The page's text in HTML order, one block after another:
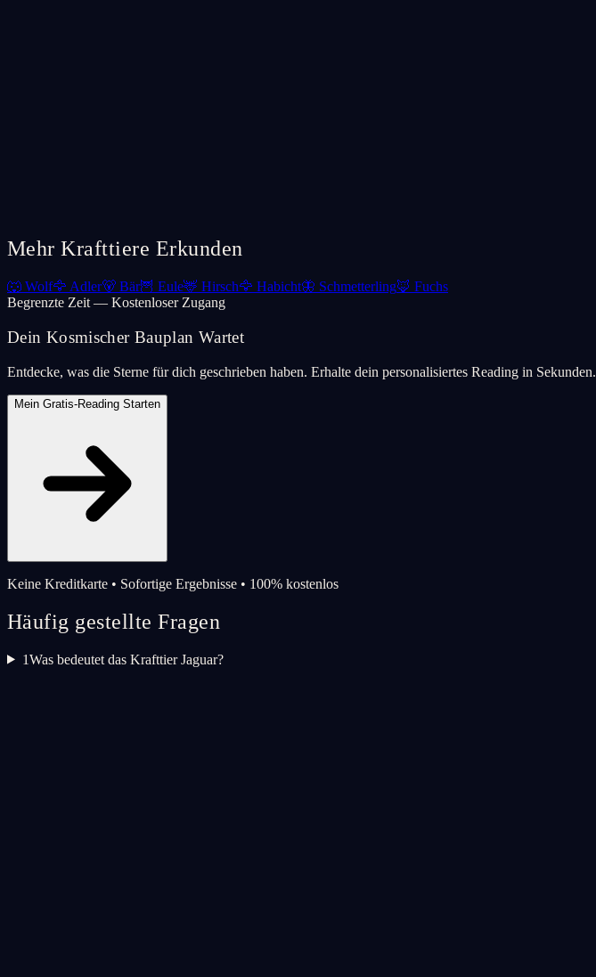
Mehr Krafttiere Erkunden
🐺 Wolf🦅 Adler🐻 Bär🦉 Eule🦌 Hirsch🦅 Habicht🦋 Schmetterling🦊 Fuchs
Begrenzte Zeit — Kostenloser Zugang
Dein Kosmischer Bauplan Wartet
Entdecke, was die Sterne für dich geschrieben haben. Erhalte dein personalisiertes Reading in Sekunden.
Mein Gratis-Reading Starten
Keine Kreditkarte • Sofortige Ergebnisse • 100% kostenlos
Häufig gestellte Fragen
1Was bedeutet das Krafttier Jaguar?